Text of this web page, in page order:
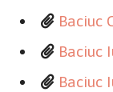
Baciuc
Baciuc
Baciuc